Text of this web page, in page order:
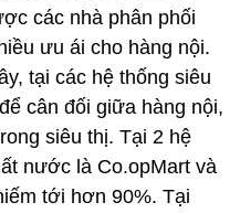
các nhà phân phối
ưu ái cho hàng nội.
tại các hệ thống siêu
cân đối giữa hàng nội,
siêu thị. Tại 2 hệ
nước là Co.opMart và
tới hơn 90%. Tại